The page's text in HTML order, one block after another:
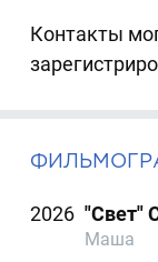
Контакты
2026 "Свет"
Маша